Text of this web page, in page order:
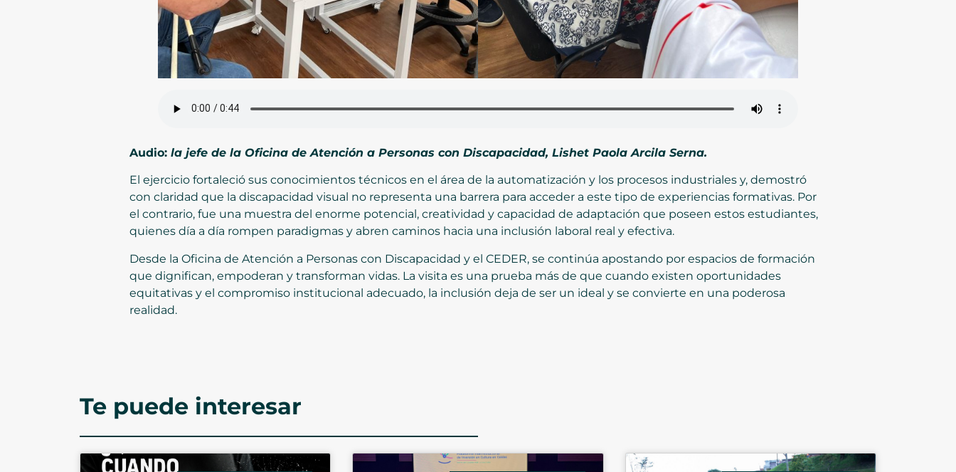
Audio: la jefe de la Oficina de Atención a Personas con Discapacidad, Lishet Paola Arcila Serna.
El ejercicio fortaleció sus conocimientos técnicos en el área de la automatización y los procesos industriales y, demostró
con claridad que la discapacidad visual no representa una barrera para acceder a este tipo de experiencias formativas. Por
el contrario, fue una muestra del enorme potencial, creatividad y capacidad de adaptación que poseen estos estudiantes,
quienes día a día rompen paradigmas y abren caminos hacia una inclusión laboral real y efectiva.
Desde la Oficina de Atención a Personas con Discapacidad y el CEDER, se continúa apostando por espacios de formación
que dignifican, empoderan y transforman vidas. La visita es una prueba más de que cuando existen oportunidades
equitativas y el compromiso institucional adecuado, la inclusión deja de ser un ideal y se convierte en una poderosa
realidad.
Te puede interesar